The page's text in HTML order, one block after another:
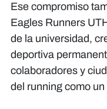
Ese compromiso
Eagles Runners
de la universidad,
deportiva
colaboradores y
del running como